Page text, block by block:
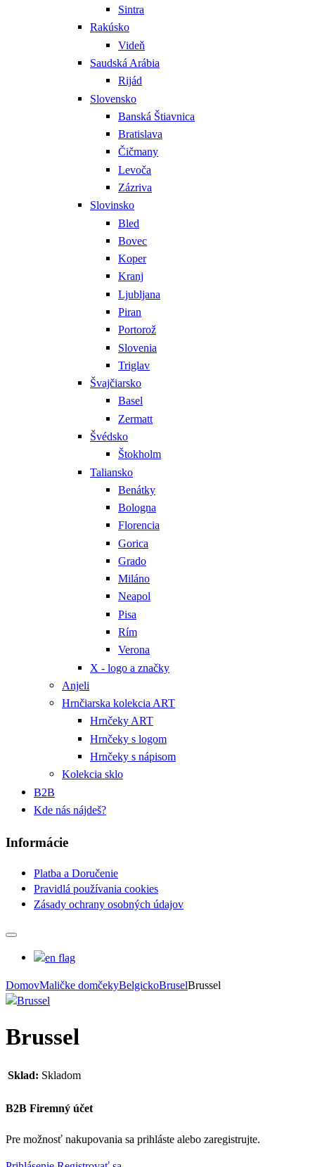
Sintra
Rakúsko
Videň
Saudská Arábia
Rijád
Slovensko
Banská Štiavnica
Bratislava
Čičmany
Levoča
Zázriva
Slovinsko
Bled
Bovec
Koper
Kranj
Ljubljana
Piran
Portorož
Slovenia
Triglav
Švajčiarsko
Basel
Zermatt
Švédsko
Štokholm
Taliansko
Benátky
Bologna
Florencia
Gorica
Grado
Miláno
Neapol
Pisa
Rím
Verona
X - logo a značky
Anjeli
Hrnčiarska kolekcia ART
Hrnčeky ART
Hrnčeky s logom
Hrnčeky s nápisom
Kolekcia sklo
B2B
Kde nás nájdeš?
Informácie
Platba a Doručenie
Pravidlá používania cookies
Zásady ochrany osobných údajov
DomovMaličke domčekyBelgickoBruselBrussel
Brussel
Sklad: Skladom
B2B Firemný účet
Pre možnosť nakupovania sa prihláste alebo zaregistrujte.